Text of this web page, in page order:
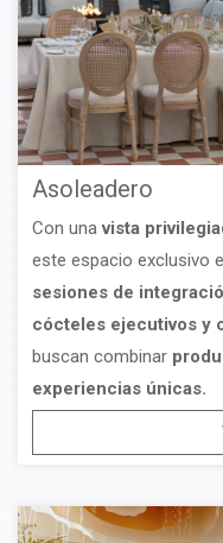
Asoleadero
Con unavista
este espacio exclusivo
sesiones de
cócteles ejecutivos y
buscan combinar
experiencias únicas.